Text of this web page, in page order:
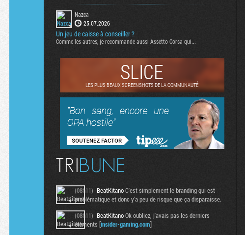
Nazca
25.07.2026
Un jeu de caisse à conseiller ?
Comme les autres, je recommande aussi Assetto Corsa qui...
SLICE
LES PLUS BEAUX SCREENSHOTS DE LA COMMUNAUTÉ
(08h11) BeatKitanoC'est simplement le branding qui est
problématique et donc y'a peu de risque que ça disparaisse.
(08h11) BeatKitanoOk oubliez, j'avais pas les derniers
éléments [insider-gaming.com]